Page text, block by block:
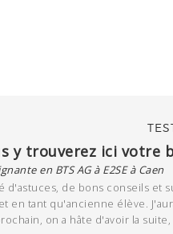
y trouverez ici votre
en BTS AG à E2SE à Caen
d'astuces, de bons conseils et
en tant qu'ancienne élève.
on a hâte d'avoir la